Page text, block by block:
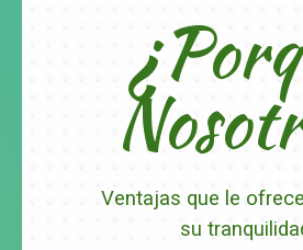
Ventajas que le
su